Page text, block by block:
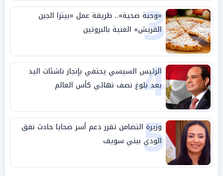
3
«وجبة صحية».. طريقة عمل «بيتزا الجبن
القريش» الغنية بالبروتين
4
الرئيس السيسي يحتفي بإنجاز ناشئات اليد
بعد بلوغ نصف نهائي كأس العالم
5
وزيرة التضامن تقرر دعم أسر ضحايا حادث نفق
الودي ببني سويف